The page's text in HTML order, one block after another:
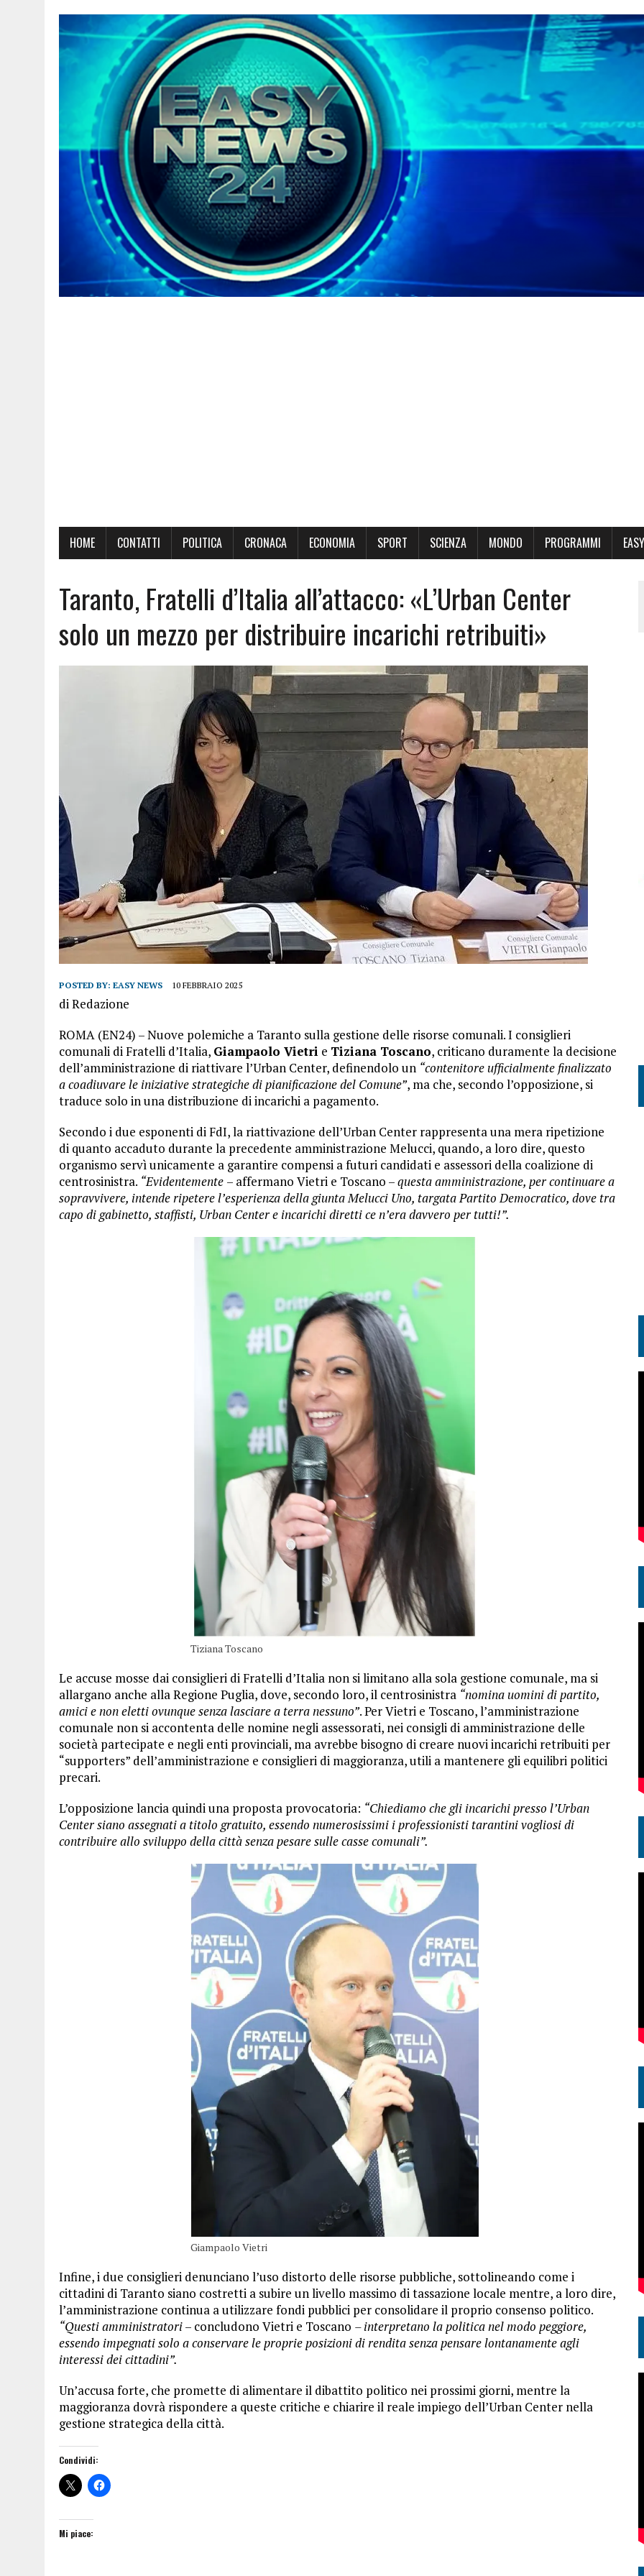
HOME CONTATTI POLITICA CRONACA ECONOMIA SPORT SCIENZA MONDO PROGRAMMI
Taranto, Fratelli d’Italia all’attacco: «L’Urban Center
solo un mezzo per distribuire incarichi retribuiti»
POSTED BY: EASY NEWS 10 FEBBRAIO 2025
di Redazione
ROMA (EN24) – Nuove polemiche a Taranto sulla gestione delle risorse comunali. I consiglieri
comunali di Fratelli d’Italia, Giampaolo Vietri e Tiziana Toscano, criticano duramente la decisione
dell’amministrazione di riattivare l’Urban Center, definendolo un “contenitore ufficialmente finalizzato
a coadiuvare le iniziative strategiche di pianificazione del Comune”, ma che, secondo l’opposizione, si
traduce solo in una distribuzione di incarichi a pagamento.
Secondo i due esponenti di FdI, la riattivazione dell’Urban Center rappresenta una mera ripetizione
di quanto accaduto durante la precedente amministrazione Melucci, quando, a loro dire, questo
organismo servì unicamente a garantire compensi a futuri candidati e assessori della coalizione di
centrosinistra. “Evidentemente – affermano Vietri e Toscano –questa amministrazione, per continuare a
sopravvivere, intende ripetere l’esperienza della giunta Melucci Uno, targata Partito Democratico, dove tra
capo di gabinetto, staffisti, Urban Center e incarichi diretti ce n’era davvero per tutti!”.
Tiziana Toscano
Le accuse mosse dai consiglieri di Fratelli d’Italia non si limitano alla sola gestione comunale, ma si
allargano anche alla Regione Puglia, dove, secondo loro, il centrosinistra “nomina uomini di partito,
amici e non eletti ovunque senza lasciare a terra nessuno”. Per Vietri e Toscano, l’amministrazione
comunale non si accontenta delle nomine negli assessorati, nei consigli di amministrazione delle
società partecipate e negli enti provinciali, ma avrebbe bisogno di creare nuovi incarichi retribuiti per
“supporters” dell’amministrazione e consiglieri di maggioranza, utili a mantenere gli equilibri politici
precari.
L’opposizione lancia quindi una proposta provocatoria: “Chiediamo che gli incarichi presso l’Urban
Center siano assegnati a titolo gratuito, essendo numerosissimi i professionisti tarantini vogliosi di
contribuire allo sviluppo della città senza pesare sulle casse comunali”.
Giampaolo Vietri
Infine, i due consiglieri denunciano l’uso distorto delle risorse pubbliche, sottolineando come i
cittadini di Taranto siano costretti a subire un livello massimo di tassazione locale mentre, a loro dire,
l’amministrazione continua a utilizzare fondi pubblici per consolidare il proprio consenso politico.
“Questi amministratori– concludono Vietri e Toscano – interpretano la politica nel modo peggiore,
essendo impegnati solo a conservare le proprie posizioni di rendita senza pensare lontanamente agli
interessi dei cittadini”.
Un’accusa forte, che promette di alimentare il dibattito politico nei prossimi giorni, mentre la
maggioranza dovrà rispondere a queste critiche e chiarire il reale impiego dell’Urban Center nella
gestione strategica della città.
Condividi:
Mi piace: